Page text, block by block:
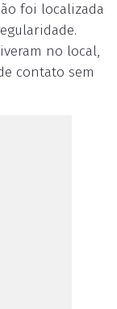
foi localizada
no local,
contato sem